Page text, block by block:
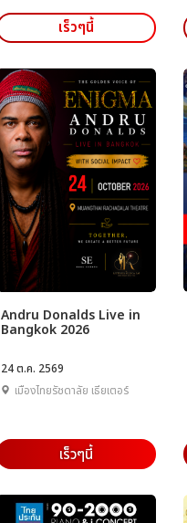
เร็วๆนี้
Andru Donalds Live in
Bangkok 2026
24 ต.ค. 2569
เมืองไทยรัชดาลัย เธียเตอร์
เร็วๆนี้